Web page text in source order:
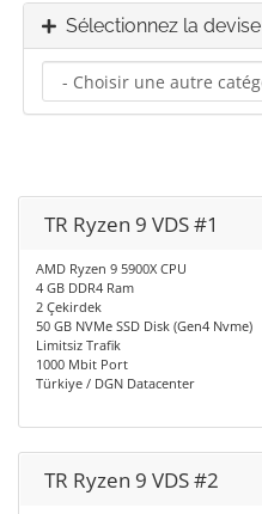
Sélectionnez la devise
TR Ryzen 9 VDS #1
AMD Ryzen 9 5900X CPU
4 GB DDR4 Ram
2 Çekirdek
50 GB NVMe SSD Disk (Gen4 Nvme)
Limitsiz Trafik
1000 Mbit Port
Türkiye / DGN Datacenter
TR Ryzen 9 VDS #2